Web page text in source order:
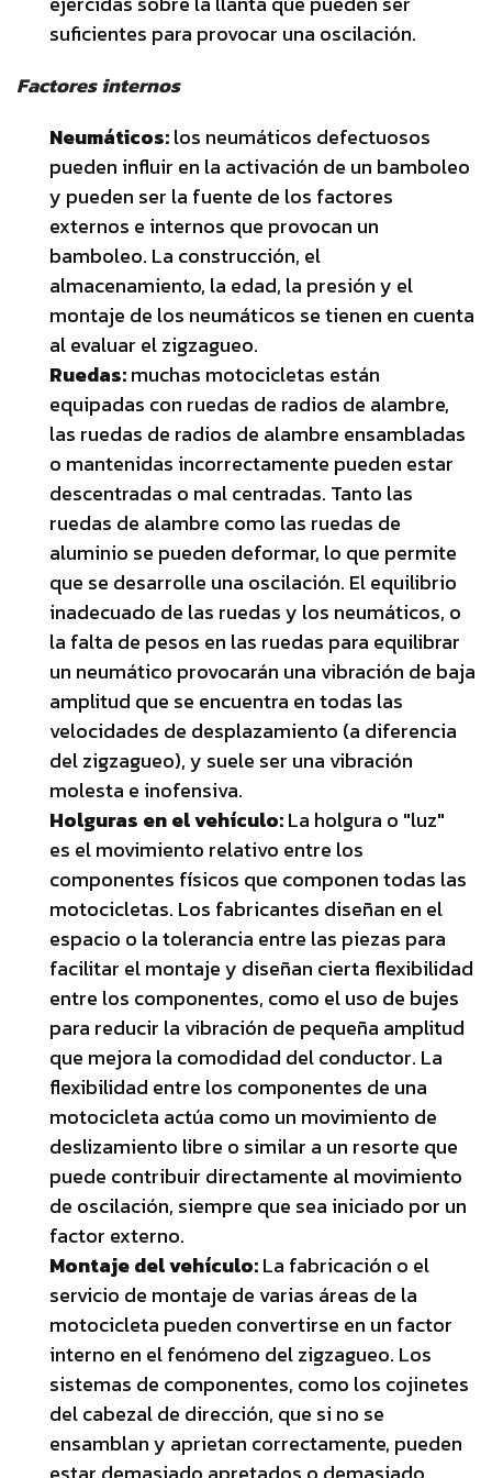
suficientes para provocar una oscilación.
Factores internos
Neumáticos:los neumáticos defectuosos
pueden influir en la activación de un bamboleo
y pueden ser la fuente de los factores
externos e internos que provocan un
bamboleo. La construcción, el
almacenamiento, la edad, la presión y el
montaje de los neumáticos se tienen en cuenta
al evaluar el zigzagueo.
Ruedas:muchas motocicletas están
equipadas con ruedas de radios de alambre,
las ruedas de radios de alambre ensambladas
o mantenidas incorrectamente pueden estar
descentradas o mal centradas. Tanto las
ruedas de alambre como las ruedas de
aluminio se pueden deformar, lo que permite
que se desarrolle una oscilación. El equilibrio
inadecuado de las ruedas y los neumáticos, o
la falta de pesos en las ruedas para equilibrar
un neumático provocarán una vibración de baja
amplitud que se encuentra en todas las
velocidades de desplazamiento (a diferencia
del zigzagueo), y suele ser una vibración
molesta e inofensiva.
Holguras en el vehículo:La holgura o "luz"
es el movimiento relativo entre los
componentes físicos que componen todas las
motocicletas. Los fabricantes diseñan en el
espacio o la tolerancia entre las piezas para
facilitar el montaje y diseñan cierta flexibilidad
entre los componentes, como el uso de bujes
para reducir la vibración de pequeña amplitud
que mejora la comodidad del conductor. La
flexibilidad entre los componentes de una
motocicleta actúa como un movimiento de
deslizamiento libre o similar a un resorte que
puede contribuir directamente al movimiento
de oscilación, siempre que sea iniciado por un
factor externo.
Montaje del vehículo:La fabricación o el
servicio de montaje de varias áreas de la
motocicleta pueden convertirse en un factor
interno en el fenómeno del zigzagueo. Los
sistemas de componentes, como los cojinetes
del cabezal de dirección, que si no se
ensamblan y aprietan correctamente, pueden